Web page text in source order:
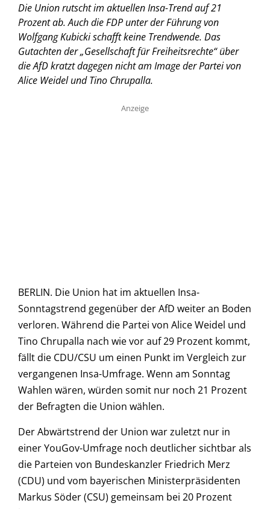
Die Union rutscht im aktuellen Insa-Trend auf 21
Prozent ab. Auch die FDP unter der Führung von
Wolfgang Kubicki schafft keine Trendwende. Das
Gutachten der „Gesellschaft für Freiheitsrechte“ über
die AfD kratzt dagegen nicht am Image der Partei von
Alice Weidel und Tino Chrupalla.
Anzeige
BERLIN. Die Union hat im aktuellen Insa-
Sonntagstrend gegenüber der AfD weiter an Boden
verloren. Während die Partei von Alice Weidel und
Tino Chrupalla nach wie vor auf 29 Prozent kommt,
fällt die CDU/CSU um einen Punkt im Vergleich zur
vergangenen Insa-Umfrage. Wenn am Sonntag
Wahlen wären, würden somit nur noch 21 Prozent
der Befragten die Union wählen.
Der Abwärtstrend der Union war zuletzt nur in
einer YouGov-Umfrage noch deutlicher sichtbar als
die Parteien von Bundeskanzler Friedrich Merz
(CDU) und vom bayerischen Ministerpräsidenten
Markus Söder (CSU) gemeinsam bei 20 Prozent